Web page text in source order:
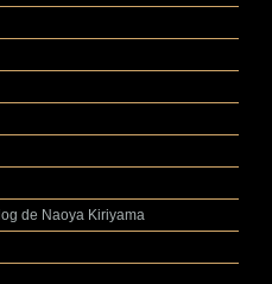
de Naoya Kiriyama